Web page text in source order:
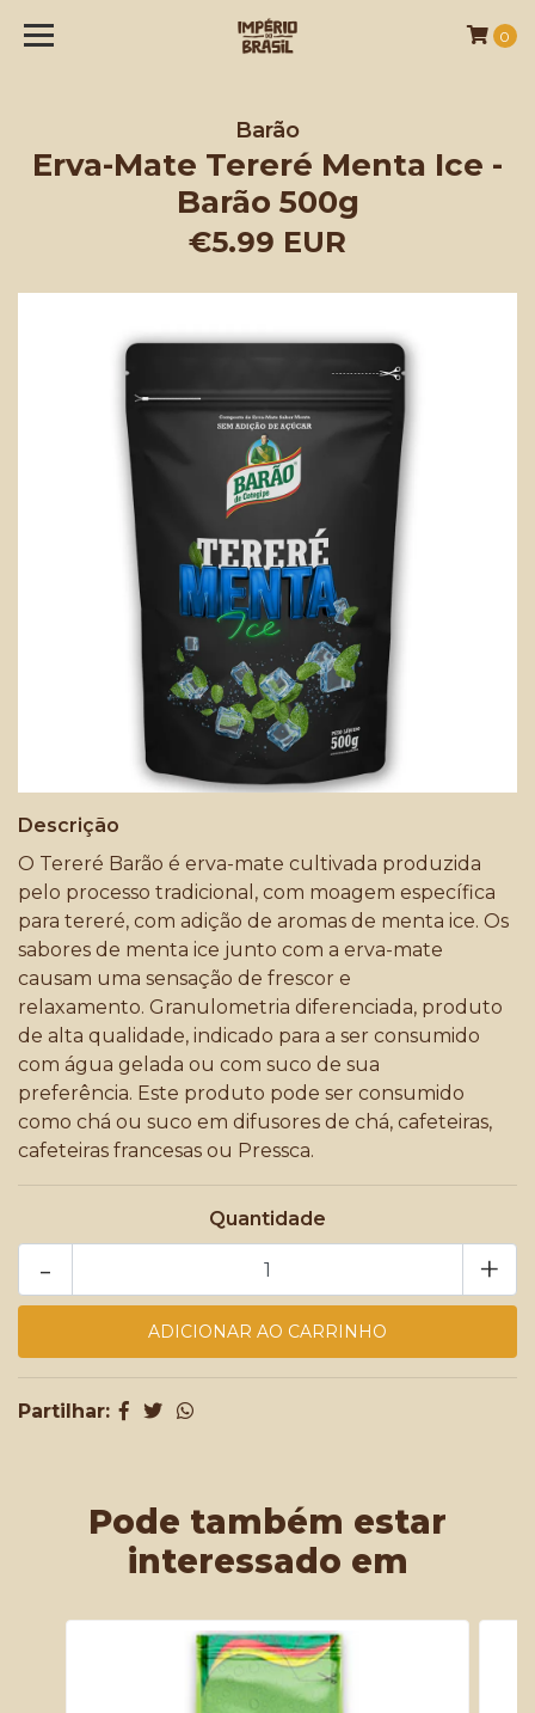
0
Barão
Erva-Mate Tereré Menta Ice -
Barão 500g
€5.99 EUR
Descrição
O Tereré Barão é erva-mate cultivada produzida
pelo processo tradicional, com moagem específica
para tereré, com adição de aromas de menta ice. Os
sabores de menta ice junto com a erva-mate
causam uma sensação de frescor e
relaxamento. Granulometria diferenciada, produto
de alta qualidade, indicado para a ser consumido
com água gelada ou com suco de sua
preferência. Este produto pode ser consumido
como chá ou suco em difusores de chá, cafeteiras,
cafeteiras francesas ou Pressca.
Quantidade
+
-
Partilhar:
Pode também estar
interessado em